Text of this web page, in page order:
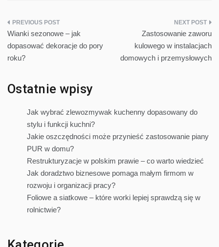
Nawigacja
wpisu
Wianki sezonowe – jak
dopasować dekoracje do pory
roku?
Zastosowanie zaworu
kulowego w instalacjach
domowych i przemysłowych
Ostatnie wpisy
Jak wybrać zlewozmywak kuchenny dopasowany do
stylu i funkcji kuchni?
Jakie oszczędności może przynieść zastosowanie piany
PUR w domu?
Restrukturyzacje w polskim prawie – co warto wiedzieć
Jak doradztwo biznesowe pomaga małym firmom w
rozwoju i organizacji pracy?
Foliowe a siatkowe – które worki lepiej sprawdzą się w
rolnictwie?